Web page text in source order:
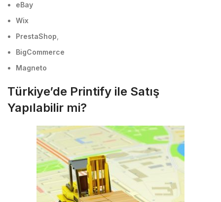
eBay
Wix
PrestaShop
BigCommerce
Magneto
Türkiye’de Printify ile Satış
Yapılabilir mi?